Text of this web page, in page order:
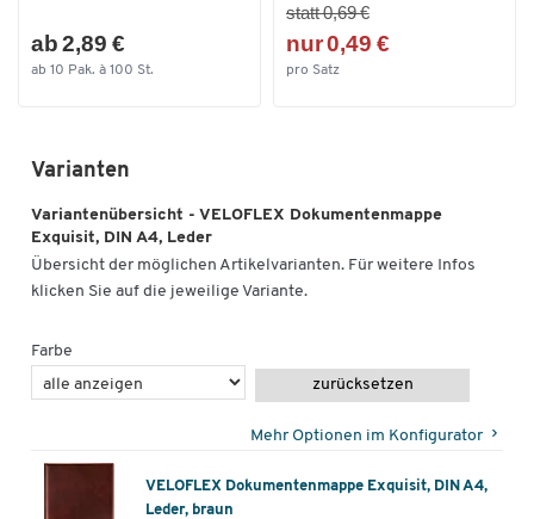
ab 2,89 €
ab 10 Pak. à 100 St.
statt 0,69 €
nur 0,49 €
pro Satz
Varianten
Variantenübersicht - VELOFLEX Dokumentenmappe
Exquisit, DIN A4, Leder
Übersicht der möglichen Artikelvarianten. Für weitere Infos
klicken Sie auf die jeweilige Variante.
Farbe
zurücksetzen
Mehr Optionen im Konfigurator
VELOFLEX Dokumentenmappe Exquisit, DIN A4,
Leder, braun